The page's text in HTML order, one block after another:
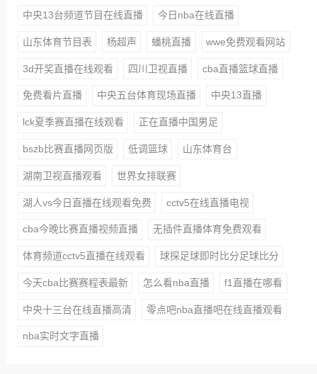
中央13台频道节目在线直播 今日nba在线直播
山东体育节目表 杨超声 蟠桃直播 wwe免费观看网站
3d开奖直播在线观看 四川卫视直播 cba直播篮球直播
免费看片直播 中央五台体育现场直播 中央13直播
lck夏季赛直播在线观看 正在直播中国男足
bszb比赛直播网页版 低调篮球 山东体育台
湖南卫视直播观看 世界女排联赛
湖人vs今日直播在线观看免费 cctv5在线直播电视
cba今晚比赛直播视频直播 无插件直播体育免费观看
体育频道cctv5直播在线观看 球探足球即时比分足球比分
今天cba比赛赛程表最新 怎么看nba直播 f1直播在哪看
中央十三台在线直播高清 零点吧nba直播吧在线直播观看
nba实时文字直播